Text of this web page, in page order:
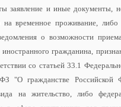
заявление и иные документы,
на временное проживание,
о возможности
гражданина,
со статьей 33.1
"О гражданстве Российской
на жительство, либо